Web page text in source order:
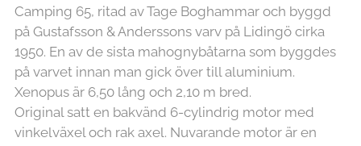
Camping 65, ritad av Tage Boghammar och byggd
på Gustafsson & Anderssons varv på Lidingö cirka
1950. En av de sista mahognybåtarna som byggdes
på varvet innan man gick över till aluminium.
Xenopus är 6,50 lång och 2,10 m bred.
Original satt en bakvänd 6-cylindrig motor med
vinkelväxel och rak axel. Nuvarande motor är en